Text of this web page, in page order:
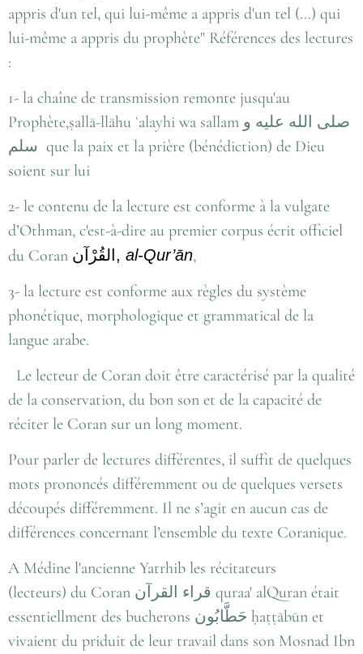
appris d'un tel, qui lui-même a appris d'un tel (...) qui
lui-même a appris du prophète" Références des lectures
:
1- la chaîne de transmission remonte jusqu'au
Prophète,ṣallā-llāhu ʿalayhi wa sallam صلى الله عليه و
سلم que la paix et la prière (bénédiction) de Dieu
soient sur lui
2- le contenu de la lecture est conforme à la vulgate
d’Othman, c'est-à-dire au premier corpus écrit officiel
du Coran القُرْآن, al-Qur’ān,
3- la lecture est conforme aux règles du système
phonétique, morphologique et grammatical de la
langue arabe.
Le lecteur de Coran doit être caractérisé par la qualité
de la conservation, du bon son et de la capacité de
réciter le Coran sur un long moment.
Pour parler de lectures différentes, il suffit de quelques
mots prononcés différemment ou de quelques versets
découpés différemment. Il ne s’agit en aucun cas de
différences concernant l’ensemble du texte Coranique.
A Médine l'ancienne Yatrhib les récitateurs
(lecteurs) du Coran قراء القرآن quraa' alQuran était
essentiellment des bucherons حَطَّابُون‎ ḥaṭṭābūn et
vivaient du priduit de leur travail dans son Mosnad Ibn